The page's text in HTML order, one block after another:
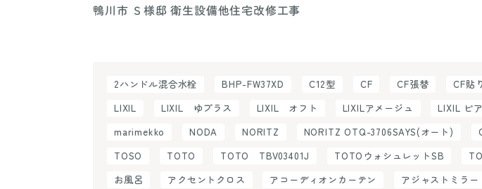
鴨川市 Ｓ様邸 衛生設備他住宅改修工事
2ハンドル混合水栓 BHP-FW37XD C12型 CF CF張替 CF貼り
LIXIL
LIXIL ゆプラス LIXIL オフト LIXILアメージュ LIXIL ピ
marimekko
NODA NORITZ NORITZ OTQ-3706SAYS(オート)
TOSO
TOTO TOTO TBV03401J TOTOウォシュレットSB
お風呂
アクセントクロス アコーディオンカーテン アジャストミラー